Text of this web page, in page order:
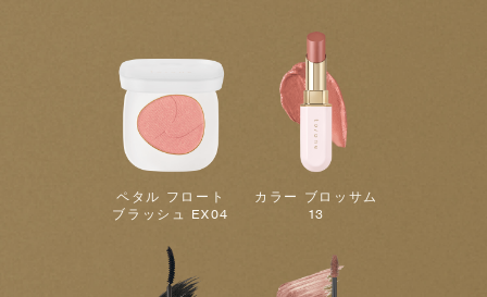
ペタル フロート
ブラッシュ EX04
カラー ブロッサム
13